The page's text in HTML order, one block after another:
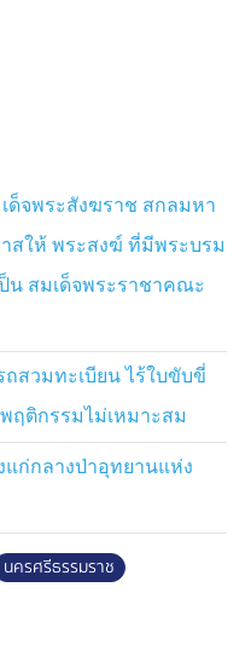
ด็จพระสังฆราช สกลมหา
สให้ พระสงฆ์ ที่มีพระบรม
น สมเด็จพระราชาคณะ
สวมทะเบียน ไร้ใบขับขี่
ฤติกรรมไม่เหมาะสม
ก่กลางป่าอุทยานแห่ง
นครศรีธรรมราช